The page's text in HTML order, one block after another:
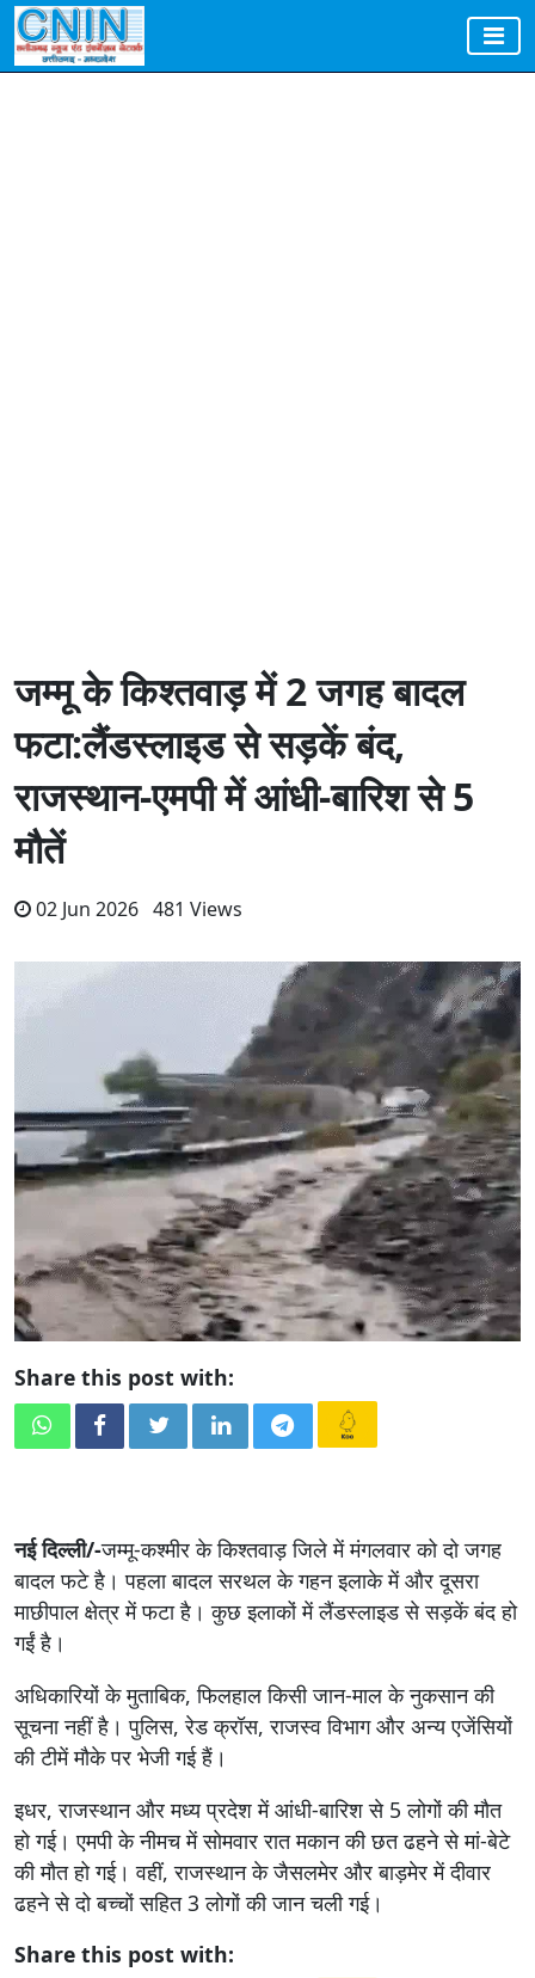
जम्मू के किश्तवाड़ में 2 जगह बादल
फटा:लैंडस्लाइड से सड़कें बंद,
राजस्थान-एमपी में आंधी-बारिश से 5
मौतें
02 Jun 2026 481 Views
Share this post with:
नई दिल्ली/-जम्मू-कश्मीर के किश्तवाड़ जिले में मंगलवार को दो जगह
बादल फटे है। पहला बादल सरथल के गहन इलाके में और दूसरा
माछीपाल क्षेत्र में फटा है। कुछ इलाकों में लैंडस्लाइड से सड़कें बंद हो
गईं है।
अधिकारियों के मुताबिक, फिलहाल किसी जान-माल के नुकसान की
सूचना नहीं है। पुलिस, रेड क्रॉस, राजस्व विभाग और अन्य एजेंसियों
की टीमें मौके पर भेजी गई हैं।
इधर, राजस्थान और मध्य प्रदेश में आंधी-बारिश से 5 लोगों की मौत
हो गई। एमपी के नीमच में सोमवार रात मकान की छत ढहने से मां-बेटे
की मौत हो गई। वहीं, राजस्थान के जैसलमेर और बाड़मेर में दीवार
ढहने से दो बच्चों सहित 3 लोगों की जान चली गई।
Share this post with: